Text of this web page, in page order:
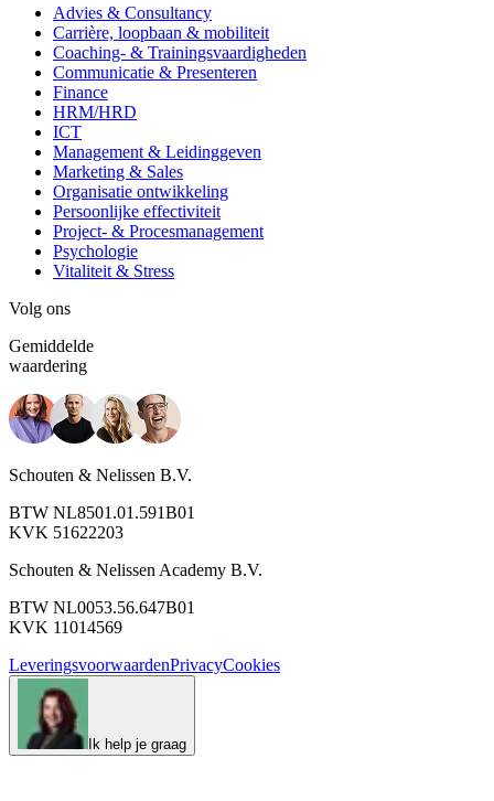
Advies & Consultancy
Carrière, loopbaan & mobiliteit
Coaching- & Trainingsvaardigheden
Communicatie & Presenteren
Finance
HRM/HRD
ICT
Management & Leidinggeven
Marketing & Sales
Organisatie ontwikkeling
Persoonlijke effectiviteit
Project- & Procesmanagement
Psychologie
Vitaliteit & Stress
Volg ons
Gemiddelde
waardering
Schouten & Nelissen B.V.
BTW NL8501.01.591B01
KVK 51622203
Schouten & Nelissen Academy B.V.
BTW NL0053.56.647B01
KVK 11014569
LeveringsvoorwaardenPrivacyCookies
Ik help je graag